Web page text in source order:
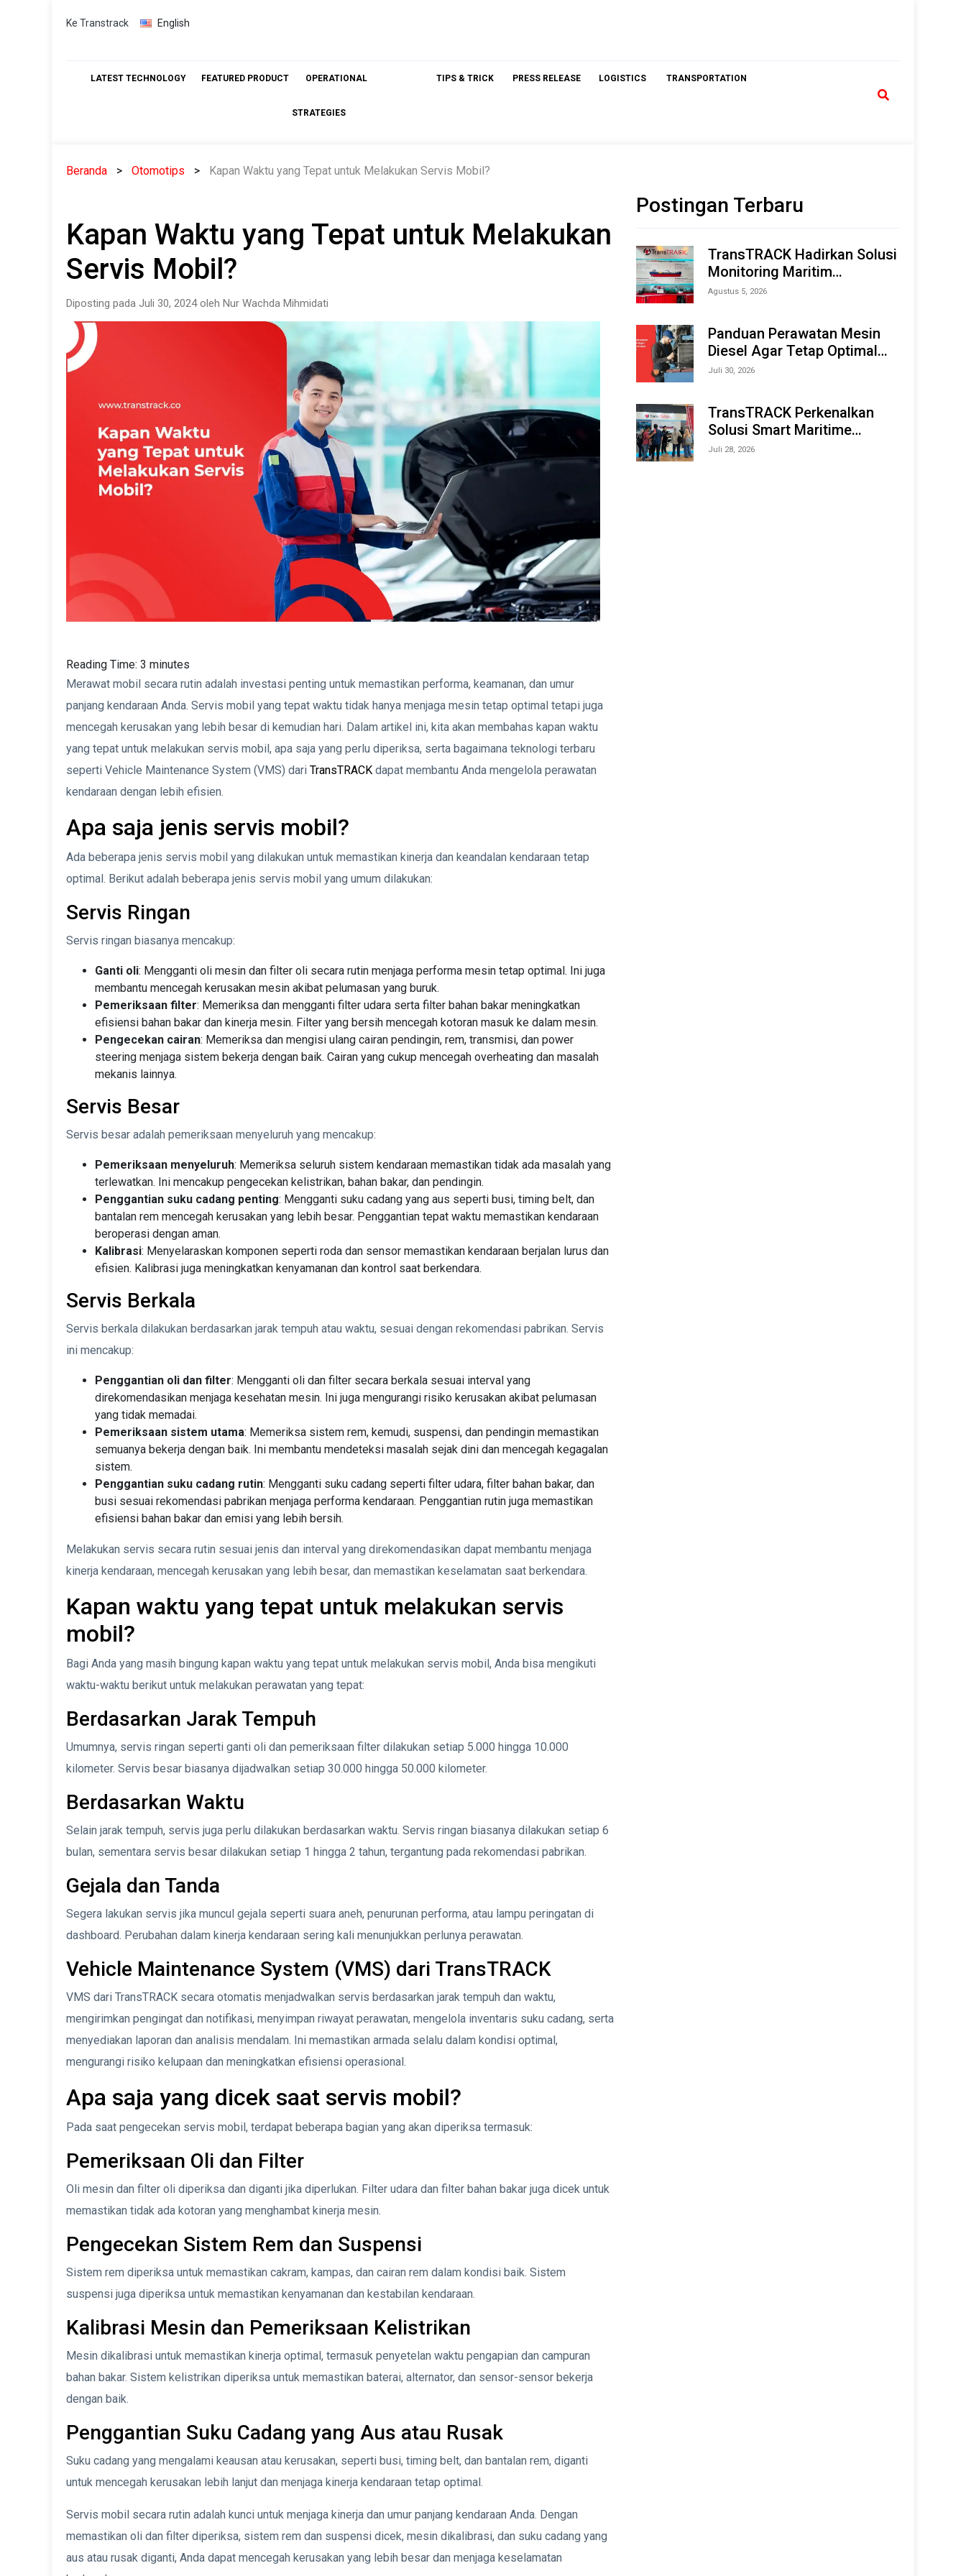
Skip
Ke Transtrack English
LATEST TECHNOLOGY FEATURED PRODUCT OPERATIONAL
STRATEGIES
TIPS & TRICK PRESS RELEASE LOGISTICS TRANSPORTATION
Beranda Otomotips Kapan Waktu yang Tepat untuk Melakukan Servis Mobil?
Kapan Waktu yang Tepat untuk Melakukan
Servis Mobil?
Diposting pada Juli 30, 2024 oleh Nur Wachda Mihmidati
Reading Time: 3 minutes
Merawat mobil secara rutin adalah investasi penting untuk memastikan performa, keamanan, dan umur
panjang kendaraan Anda. Servis mobil yang tepat waktu tidak hanya menjaga mesin tetap optimal tetapi juga
mencegah kerusakan yang lebih besar di kemudian hari. Dalam artikel ini, kita akan membahas kapan waktu
yang tepat untuk melakukan servis mobil, apa saja yang perlu diperiksa, serta bagaimana teknologi terbaru
seperti Vehicle Maintenance System (VMS) dari TransTRACK dapat membantu Anda mengelola perawatan
kendaraan dengan lebih efisien.
Apa saja jenis servis mobil?
Ada beberapa jenis servis mobil yang dilakukan untuk memastikan kinerja dan keandalan kendaraan tetap
optimal. Berikut adalah beberapa jenis servis mobil yang umum dilakukan:
Servis Ringan
Servis ringan biasanya mencakup:
Ganti oli: Mengganti oli mesin dan filter oli secara rutin menjaga performa mesin tetap optimal. Ini juga
membantu mencegah kerusakan mesin akibat pelumasan yang buruk.
Pemeriksaan filter: Memeriksa dan mengganti filter udara serta filter bahan bakar meningkatkan
efisiensi bahan bakar dan kinerja mesin. Filter yang bersih mencegah kotoran masuk ke dalam mesin.
Pengecekan cairan: Memeriksa dan mengisi ulang cairan pendingin, rem, transmisi, dan power
steering menjaga sistem bekerja dengan baik. Cairan yang cukup mencegah overheating dan masalah
mekanis lainnya.
Servis Besar
Servis besar adalah pemeriksaan menyeluruh yang mencakup:
Pemeriksaan menyeluruh: Memeriksa seluruh sistem kendaraan memastikan tidak ada masalah yang
terlewatkan. Ini mencakup pengecekan kelistrikan, bahan bakar, dan pendingin.
Penggantian suku cadang penting: Mengganti suku cadang yang aus seperti busi, timing belt, dan
bantalan rem mencegah kerusakan yang lebih besar. Penggantian tepat waktu memastikan kendaraan
beroperasi dengan aman.
Kalibrasi: Menyelaraskan komponen seperti roda dan sensor memastikan kendaraan berjalan lurus dan
efisien. Kalibrasi juga meningkatkan kenyamanan dan kontrol saat berkendara.
Servis Berkala
Servis berkala dilakukan berdasarkan jarak tempuh atau waktu, sesuai dengan rekomendasi pabrikan. Servis
ini mencakup:
Penggantian oli dan filter: Mengganti oli dan filter secara berkala sesuai interval yang
direkomendasikan menjaga kesehatan mesin. Ini juga mengurangi risiko kerusakan akibat pelumasan
yang tidak memadai.
Pemeriksaan sistem utama: Memeriksa sistem rem, kemudi, suspensi, dan pendingin memastikan
semuanya bekerja dengan baik. Ini membantu mendeteksi masalah sejak dini dan mencegah kegagalan
sistem.
Penggantian suku cadang rutin: Mengganti suku cadang seperti filter udara, filter bahan bakar, dan
busi sesuai rekomendasi pabrikan menjaga performa kendaraan. Penggantian rutin juga memastikan
efisiensi bahan bakar dan emisi yang lebih bersih.
Melakukan servis secara rutin sesuai jenis dan interval yang direkomendasikan dapat membantu menjaga
kinerja kendaraan, mencegah kerusakan yang lebih besar, dan memastikan keselamatan saat berkendara.
Kapan waktu yang tepat untuk melakukan servis
mobil?
Bagi Anda yang masih bingung kapan waktu yang tepat untuk melakukan servis mobil, Anda bisa mengikuti
waktu-waktu berikut untuk melakukan perawatan yang tepat:
Berdasarkan Jarak Tempuh
Umumnya, servis ringan seperti ganti oli dan pemeriksaan filter dilakukan setiap 5.000 hingga 10.000
kilometer. Servis besar biasanya dijadwalkan setiap 30.000 hingga 50.000 kilometer.
Berdasarkan Waktu
Selain jarak tempuh, servis juga perlu dilakukan berdasarkan waktu. Servis ringan biasanya dilakukan setiap 6
bulan, sementara servis besar dilakukan setiap 1 hingga 2 tahun, tergantung pada rekomendasi pabrikan.
Gejala dan Tanda
Segera lakukan servis jika muncul gejala seperti suara aneh, penurunan performa, atau lampu peringatan di
dashboard. Perubahan dalam kinerja kendaraan sering kali menunjukkan perlunya perawatan.
Vehicle Maintenance System (VMS) dari TransTRACK
VMS dari TransTRACK secara otomatis menjadwalkan servis berdasarkan jarak tempuh dan waktu,
mengirimkan pengingat dan notifikasi, menyimpan riwayat perawatan, mengelola inventaris suku cadang, serta
menyediakan laporan dan analisis mendalam. Ini memastikan armada selalu dalam kondisi optimal,
mengurangi risiko kelupaan dan meningkatkan efisiensi operasional.
Apa saja yang dicek saat servis mobil?
Pada saat pengecekan servis mobil, terdapat beberapa bagian yang akan diperiksa termasuk:
Pemeriksaan Oli dan Filter
Oli mesin dan filter oli diperiksa dan diganti jika diperlukan. Filter udara dan filter bahan bakar juga dicek untuk
memastikan tidak ada kotoran yang menghambat kinerja mesin.
Pengecekan Sistem Rem dan Suspensi
Sistem rem diperiksa untuk memastikan cakram, kampas, dan cairan rem dalam kondisi baik. Sistem
suspensi juga diperiksa untuk memastikan kenyamanan dan kestabilan kendaraan.
Kalibrasi Mesin dan Pemeriksaan Kelistrikan
Mesin dikalibrasi untuk memastikan kinerja optimal, termasuk penyetelan waktu pengapian dan campuran
bahan bakar. Sistem kelistrikan diperiksa untuk memastikan baterai, alternator, dan sensor-sensor bekerja
dengan baik.
Penggantian Suku Cadang yang Aus atau Rusak
Suku cadang yang mengalami keausan atau kerusakan, seperti busi, timing belt, dan bantalan rem, diganti
untuk mencegah kerusakan lebih lanjut dan menjaga kinerja kendaraan tetap optimal.
Servis mobil secara rutin adalah kunci untuk menjaga kinerja dan umur panjang kendaraan Anda. Dengan
memastikan oli dan filter diperiksa, sistem rem dan suspensi dicek, mesin dikalibrasi, dan suku cadang yang
aus atau rusak diganti, Anda dapat mencegah kerusakan yang lebih besar dan menjaga keselamatan
Postingan Terbaru
TransTRACK Hadirkan Solusi
Monitoring Maritim
Terintegrasi Berbasis AI &
Offshore Expo (IMOX) 2026
Agustus 5, 2026
Panduan Perawatan Mesin
Diesel Agar Tetap Optimal
dan Tahan Lama
Juli 30, 2026
TransTRACK Perkenalkan
Solusi Smart Maritime
Monitoring Berbasis AI dan
Juli 28, 2026